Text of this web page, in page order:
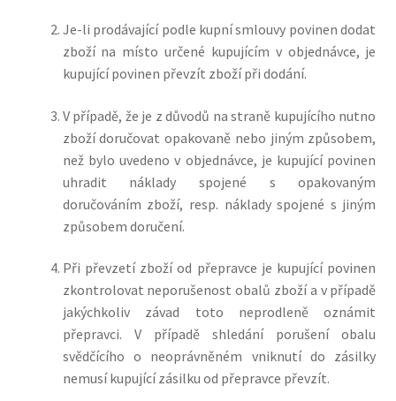
Je-li prodávající podle kupní smlouvy povinen dodat
zboží na místo určené kupujícím v objednávce, je
kupující povinen převzít zboží při dodání.
V případě, že je z důvodů na straně kupujícího nutno
zboží doručovat opakovaně nebo jiným způsobem,
než bylo uvedeno v objednávce, je kupující povinen
uhradit náklady spojené s opakovaným
doručováním zboží, resp. náklady spojené s jiným
způsobem doručení.
Při převzetí zboží od přepravce je kupující povinen
zkontrolovat neporušenost obalů zboží a v případě
jakýchkoliv závad toto neprodleně oznámit
přepravci. V případě shledání porušení obalu
svědčícího o neoprávněném vniknutí do zásilky
nemusí kupující zásilku od přepravce převzít.